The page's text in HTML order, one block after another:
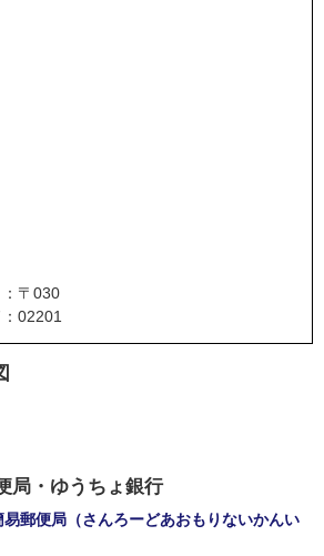
：〒030
02201
局・ゆうちょ銀行
郵便局（さんろーどあおもりないかんい